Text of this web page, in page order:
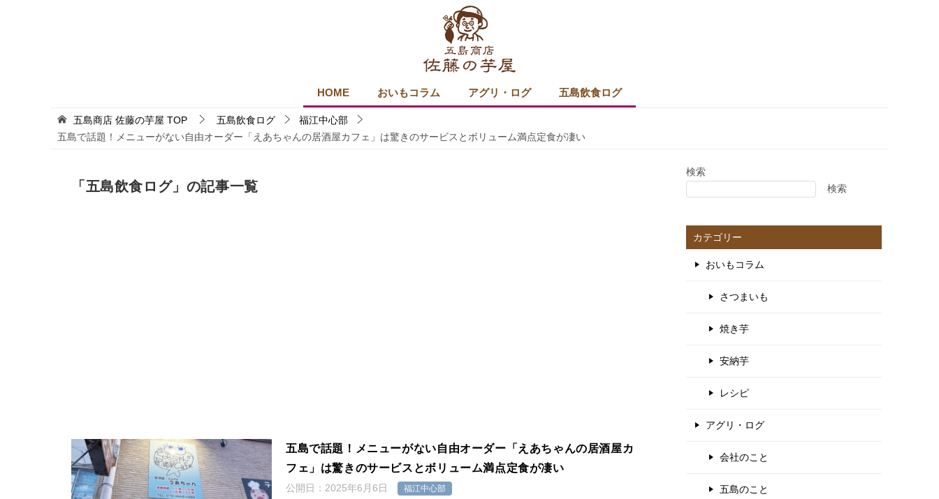
HOME おいもコラム アグリ・ログ 五島飲食ログ
五島商店 佐藤の芋屋 TOP 五島飲食ログ
福江中心部
五島で話題！メニューがない自由オーダー「えあちゃんの居酒屋カフェ」は驚きのサービスとボリューム満点定食が凄い
「五島飲食ログ」の記事一覧
五島で話題！メニューがない自由オーダー「えあちゃんの居酒屋カ
フェ」は驚きのサービスとボリューム満点定食が凄い
公開日： 2025年6月6日 福江中心部
検索
検索
カテゴリー
おいもコラム
さつまいも
焼き芋
安納芋
レシピ
アグリ・ログ
会社のこと
五島のこと